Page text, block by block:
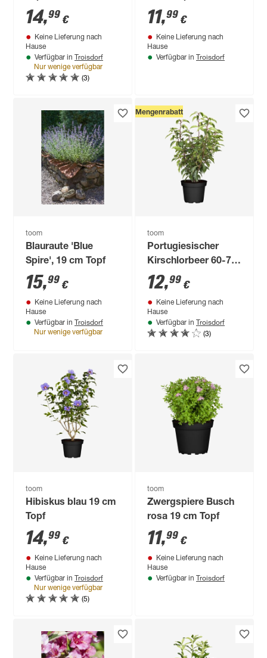
14,99 €
Keine Lieferung nach
Hause
Verfügbar in Troisdorf
Nur wenige verfügbar
(3)
11,99 €
Keine Lieferung nach
Hause
Verfügbar in Troisdorf
toom
Blauraute 'Blue
Spire', 19 cm Topf
15,99 €
Keine Lieferung nach
Hause
Verfügbar in Troisdorf
Nur wenige verfügbar
Mengenrabatt
toom
Portugiesischer
Kirschlorbeer 60-70
cm
12,99 €
Keine Lieferung nach
Hause
Verfügbar in Troisdorf
(3)
toom
Hibiskus blau 19 cm
Topf
14,99 €
Keine Lieferung nach
Hause
Verfügbar in Troisdorf
Nur wenige verfügbar
(5)
toom
Zwergspiere Busch
rosa 19 cm Topf
11,99 €
Keine Lieferung nach
Hause
Verfügbar in Troisdorf